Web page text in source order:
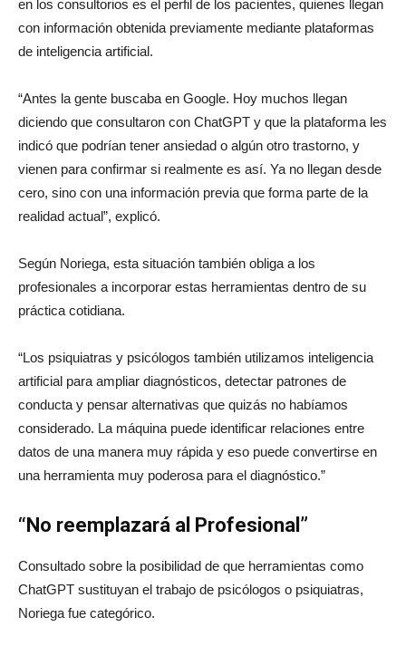
en los consultorios es el perfil de los pacientes, quienes llegan
con información obtenida previamente mediante plataformas
de inteligencia artificial.
“Antes la gente buscaba en Google. Hoy muchos llegan
diciendo que consultaron con ChatGPT y que la plataforma les
indicó que podrían tener ansiedad o algún otro trastorno, y
vienen para confirmar si realmente es así. Ya no llegan desde
cero, sino con una información previa que forma parte de la
realidad actual”, explicó.
Según Noriega, esta situación también obliga a los
profesionales a incorporar estas herramientas dentro de su
práctica cotidiana.
“Los psiquiatras y psicólogos también utilizamos inteligencia
artificial para ampliar diagnósticos, detectar patrones de
conducta y pensar alternativas que quizás no habíamos
considerado. La máquina puede identificar relaciones entre
datos de una manera muy rápida y eso puede convertirse en
una herramienta muy poderosa para el diagnóstico.”
“No reemplazará al Profesional”
Consultado sobre la posibilidad de que herramientas como
ChatGPT sustituyan el trabajo de psicólogos o psiquiatras,
Noriega fue categórico.